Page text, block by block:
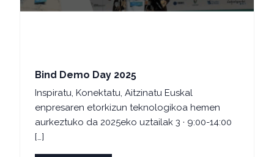
Bind Demo Day 2025
Inspiratu, Konektatu, Aitzinatu Euskal
enpresaren etorkizun teknologikoa hemen
aurkeztuko da 2025eko uztailak 3 · 9:00-14:00
[…]